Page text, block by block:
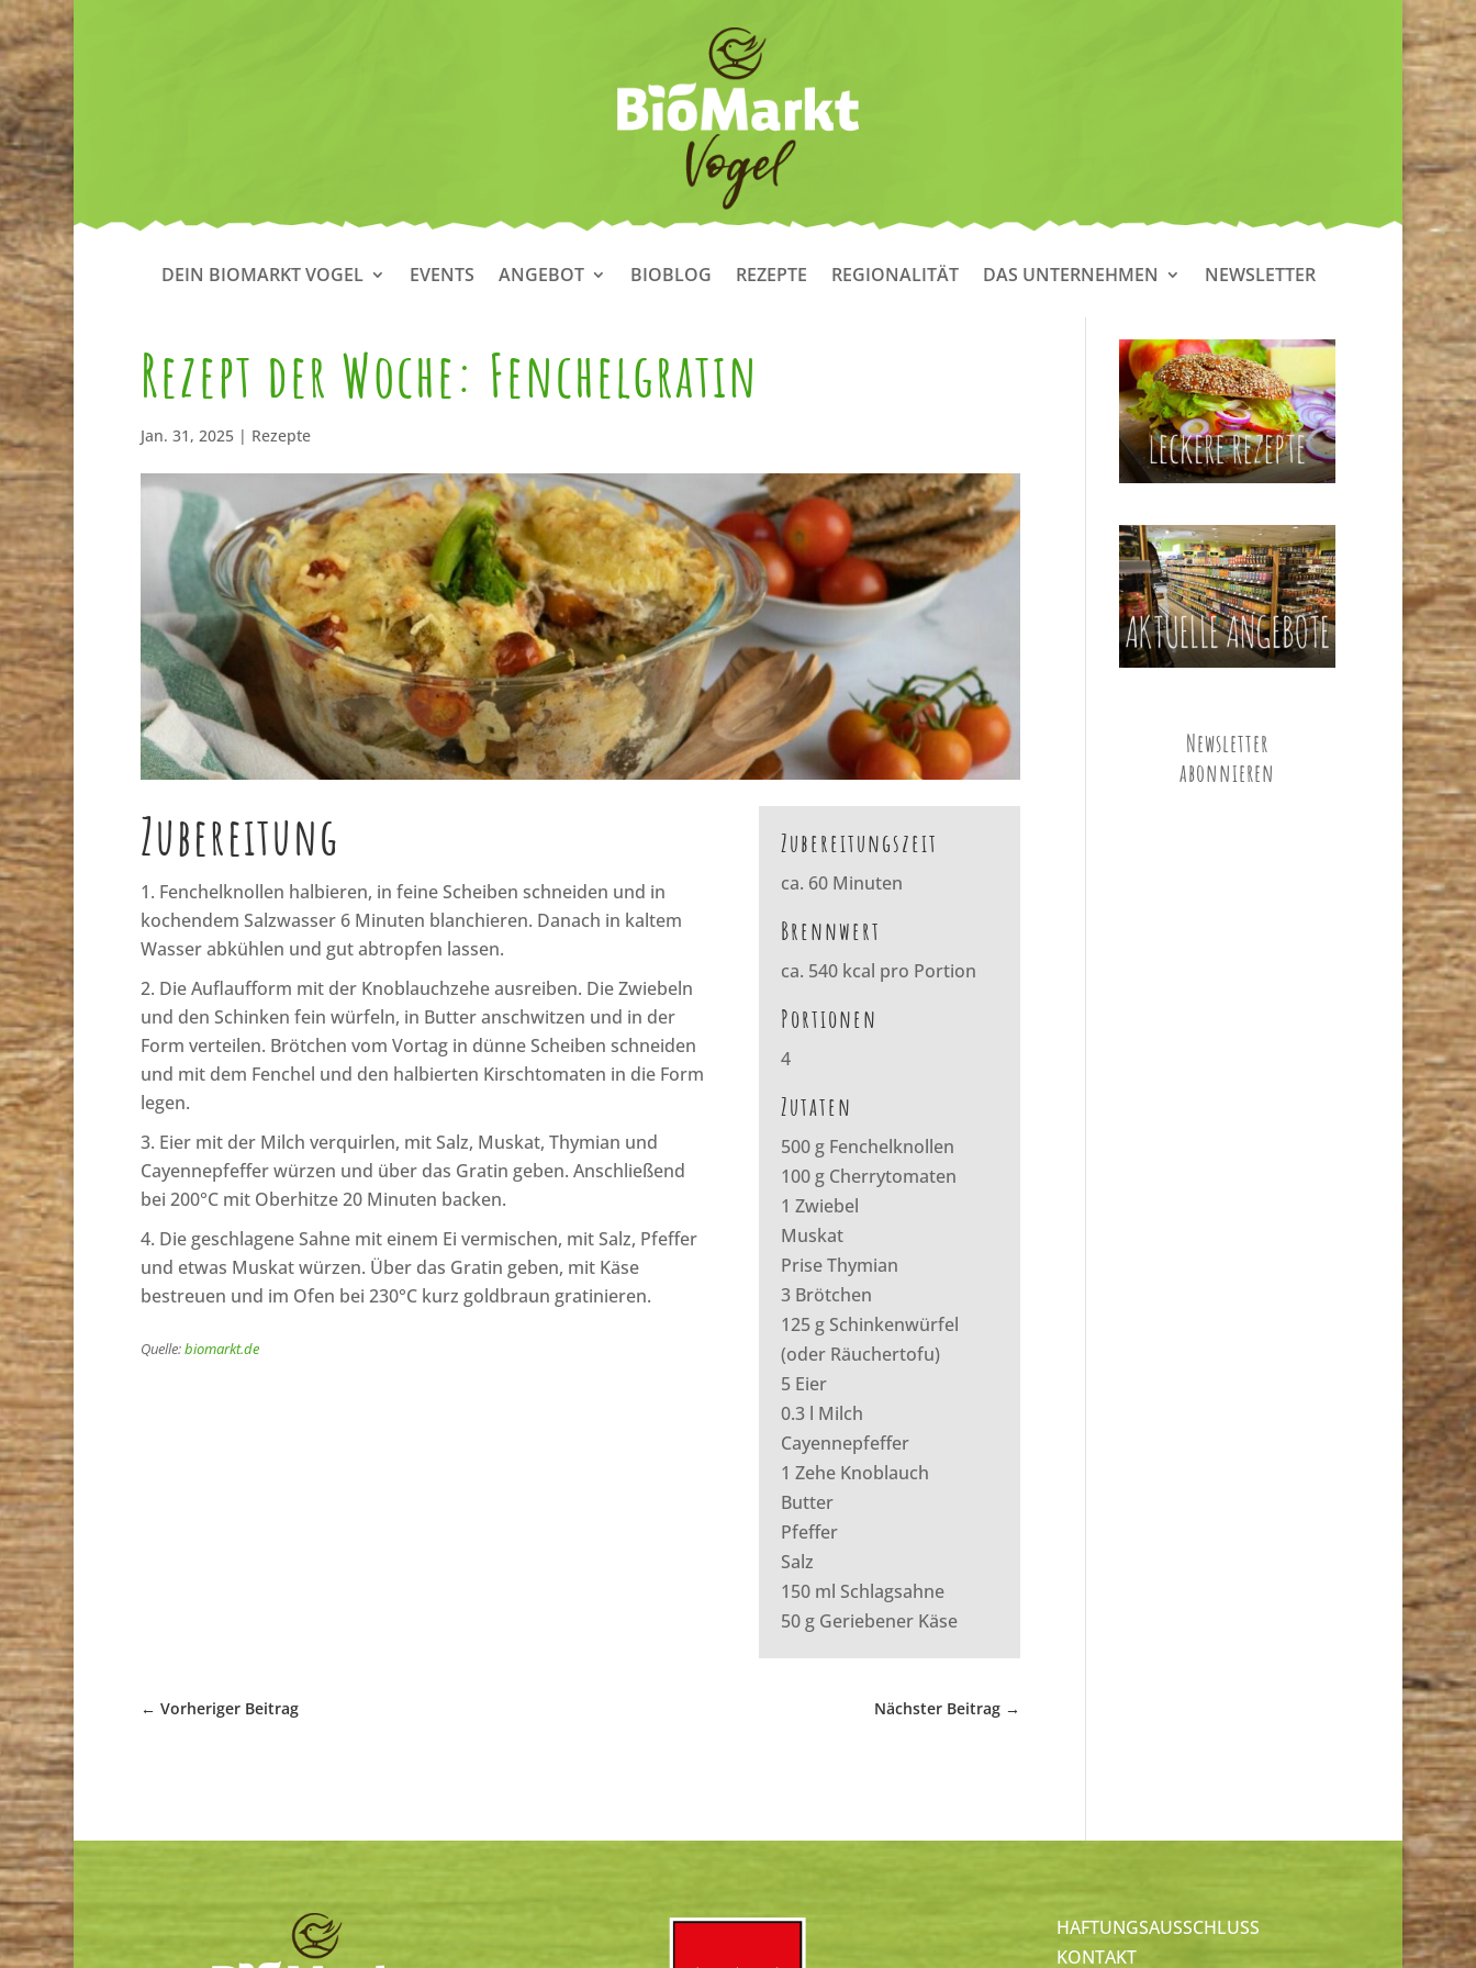
DEIN BIOMARKT VOGEL EVENTS ANGEBOT BIOBLOG REZEPTE REGIONALITÄT DAS UNTERNEHMEN NEWSLETTER
Rezept der Woche: Fenchelgratin
Jan. 31, 2025| Rezepte
Zubereitung
Fenchelknollen halbieren, in feine Scheiben schneiden und in
kochendem Salzwasser 6 Minuten blanchieren. Danach in kaltem
Wasser abkühlen und gut abtropfen lassen.
Die Auflaufform mit der Knoblauchzehe ausreiben. Die Zwiebeln
und den Schinken fein würfeln, in Butter anschwitzen und in der
Form verteilen. Brötchen vom Vortag in dünne Scheiben schneiden
und mit dem Fenchel und den halbierten Kirschtomaten in die Form
legen.
Eier mit der Milch verquirlen, mit Salz, Muskat, Thymian und
Cayennepfeffer würzen und über das Gratin geben. Anschließend
bei 200°C mit Oberhitze 20 Minuten backen.
Die geschlagene Sahne mit einem Ei vermischen, mit Salz, Pfeffer
und etwas Muskat würzen. Über das Gratin geben, mit Käse
bestreuen und im Ofen bei 230°C kurz goldbraun gratinieren.
Quelle:biomarkt.de
Zubereitungszeit
ca. 60 Minuten
Brennwert
ca. 540 kcal pro Portion
Portionen
4
Zutaten
500 g Fenchelknollen
100 g Cherrytomaten
1 Zwiebel
Muskat
Prise Thymian
3 Brötchen
125 g Schinkenwürfel
(oder Räuchertofu)
5 Eier
0.3 l Milch
Cayennepfeffer
1 Zehe Knoblauch
Butter
Pfeffer
Salz
150 ml Schlagsahne
50 g Geriebener Käse
← Vorheriger Beitrag Nächster Beitrag →
Newsletter
abonnieren
HAFTUNGSAUSSCHLUSS
KONTAKT